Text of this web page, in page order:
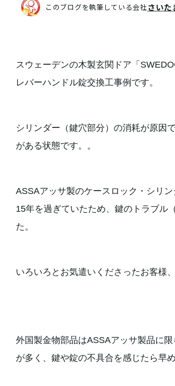
このブログを執筆している会社さい
スウェーデンの木製玄関ドア「
レバーハンドル錠交換工事例です。
シリンダー（鍵穴部分）の消耗が原因
がある状態です。。
ASSAアッサ製のケースロック・シリ
15年を過ぎていたため、鍵のトラブル
た。
いろいろとお気遣いくださったお客様
外国製金物部品はASSAアッサ製品に
が多く、鍵や錠の不具合を感じたら早